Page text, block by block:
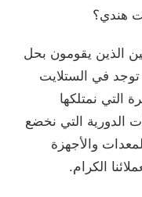
هندي؟
الذين يقومون بحل
في الستلايت
التي نمتلكها
الدورية التي نخضع
والأجهزة
الكرام.